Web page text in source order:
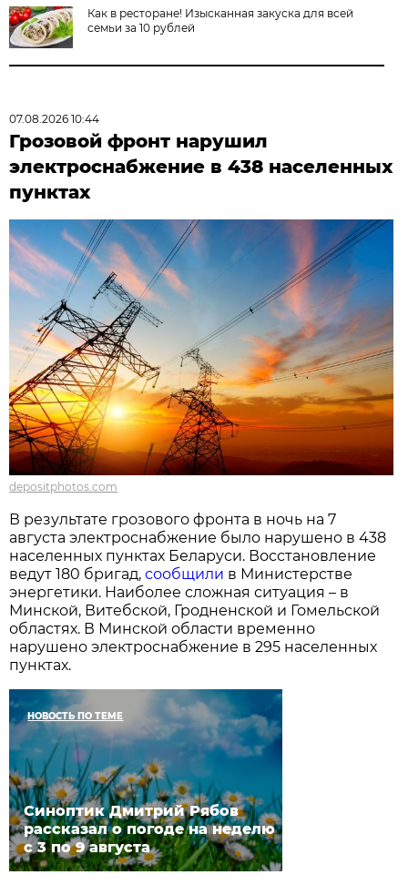
Как в ресторане! Изысканная закуска для всей
семьи за 10 рублей
07.08.2026 10:44
Грозовой фронт нарушил
электроснабжение в 438 населенных
пунктах
depositphotos.com
В результате грозового фронта в ночь на 7
августа электроснабжение было нарушено в 438
населенных пунктах Беларуси. Восстановление
ведут 180 бригад,сообщили в Министерстве
энергетики. Наиболее сложная ситуация – в
Минской, Витебской, Гродненской и Гомельской
областях. В Минской области временно
нарушено электроснабжение в 295 населенных
пунктах.
НОВОСТЬ ПО ТЕМЕ
Синоптик Дмитрий Рябов
рассказал о погоде на неделю
с 3 по 9 августа